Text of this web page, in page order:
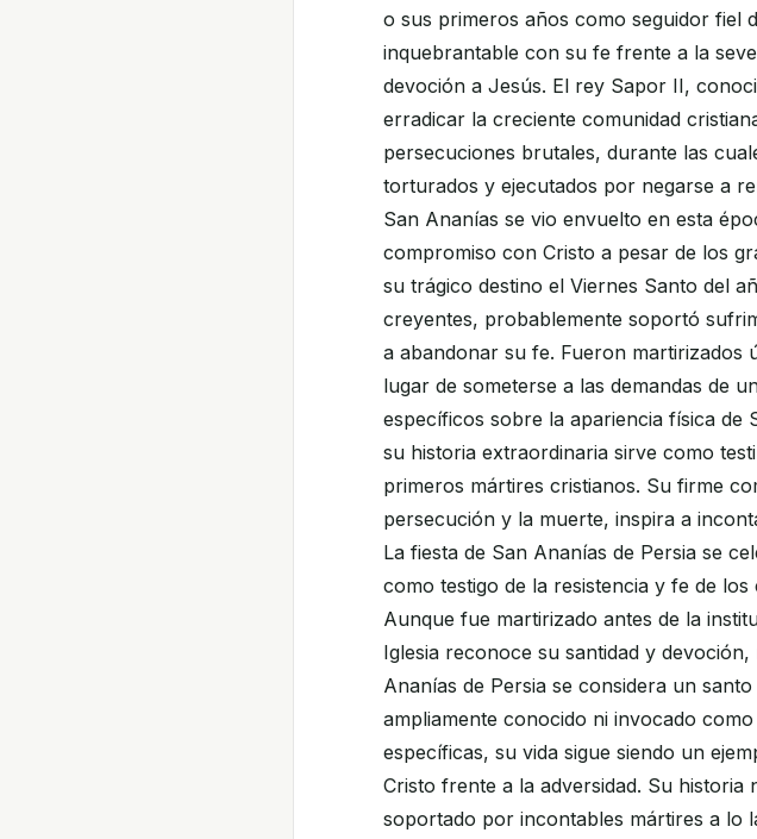
o sus primeros años como seguidor fiel
inquebrantable con su fe frente a la
devoción a Jesús. El rey Sapor II,
erradicar la creciente comunidad
persecuciones brutales, durante las
torturados y ejecutados por negarse a
San Ananías se vio envuelto en esta
compromiso con Cristo a pesar de los
su trágico destino el Viernes Santo del
creyentes, probablemente soportó
a abandonar su fe. Fueron martirizados
lugar de someterse a las demandas de
específicos sobre la apariencia física
su historia extraordinaria sirve como
primeros mártires cristianos. Su firme
persecución y la muerte, inspira a
La fiesta de San Ananías de Persia se
como testigo de la resistencia y fe de
Aunque fue martirizado antes de la
Iglesia reconoce su santidad y
Ananías de Persia se considera un
ampliamente conocido ni invocado
específicas, su vida sigue siendo un
Cristo frente a la adversidad. Su
soportado por incontables mártires a lo